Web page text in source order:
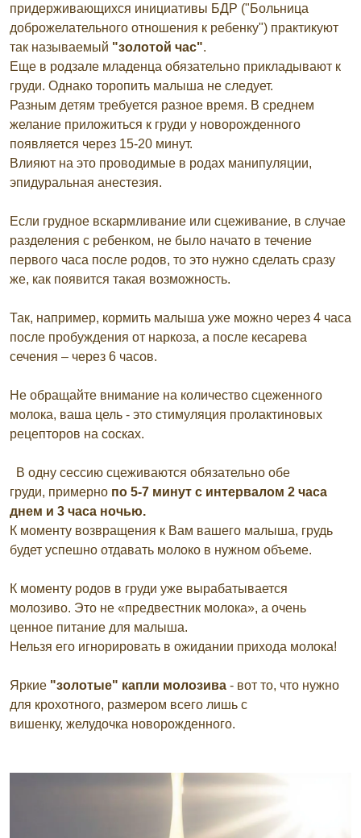
придерживающихся инициативы БДР ("Больница
доброжелательного отношения к ребенку") практикуют
так называемый "золотой час".
Еще в родзале младенца обязательно прикладывают к
груди. Однако торопить малыша не следует.
Разным детям требуется разное время. В среднем
желание приложиться к груди у новорожденного
появляется через 15-20 минут.
Влияют на это проводимые в родах манипуляции,
эпидуральная анестезия.
Если грудное вскармливание или сцеживание, в случае
разделения с ребенком, не было начато в течение
первого часа после родов, то это нужно сделать сразу
же, как появится такая возможность.
Так, например, кормить малыша уже можно через 4 часа
после пробуждения от наркоза, а после кесарева
сечения – через 6 часов.
Не обращайте внимание на количество сцеженного
молока, ваша цель - это стимуляция пролактиновых
рецепторов на сосках.
В одну сессию сцеживаются обязательно обе
груди, примерно по 5-7 минут с интервалом 2 часа
днем и 3 часа ночью.
К моменту возвращения к Вам вашего малыша, грудь
будет успешно отдавать молоко в нужном объеме.
К моменту родов в груди уже вырабатывается
молозиво. Это не «предвестник молока», а очень
ценное питание для малыша.
Нельзя его игнорировать в ожидании прихода молока!
Яркие "золотые" капли молозива - вот то, что нужно
для крохотного, размером всего лишь с
вишенку, желудочка новорожденного.